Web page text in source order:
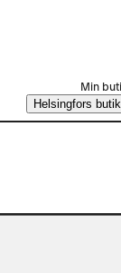
Min
Helsingfors butik